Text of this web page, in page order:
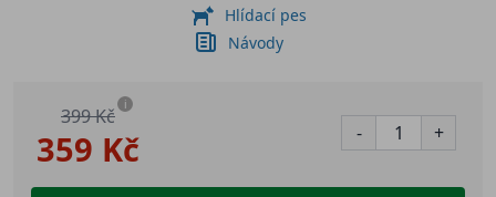
359 Kč
399 Kč i
- +
Hlídací pes
Návody